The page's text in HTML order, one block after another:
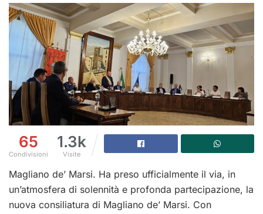
65
Condivisioni
1.3k
Visite
Magliano de’ Marsi. Ha preso ufficialmente il via, in
un’atmosfera di solennità e profonda partecipazione, la
nuova consiliatura di Magliano de’ Marsi. Con